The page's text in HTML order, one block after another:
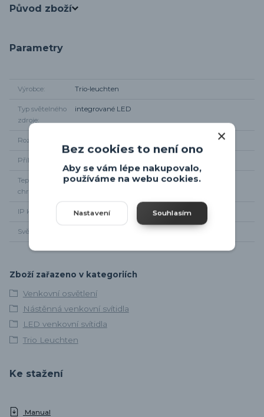
Původ zboží
Parametry
Výrobce Trio-leuchten
Typ světelného
zdroje
integrované LED
Rozměr svítidla
Příkon
Teplota
chromatičnosti
3000K
IP krytí IP54
Světelný tok
Zboží zařazeno v kategoriích
Venkovní osvětlení
Nástěnná venkovní svítidla
LED venkovní svítidla
Trio Leuchten
Ke stažení
Manual
Bez cookies to není ono
Aby se vám lépe nakupovalo,
používáme na webu cookies.
Nastavení Souhlasím